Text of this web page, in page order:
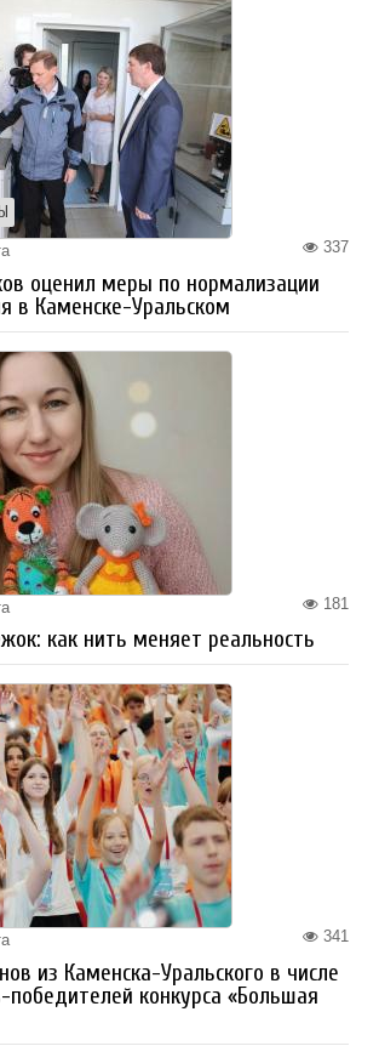
337
оценил меры по нормализации
в Каменске-Уральском
181
как нить меняет реальность
341
из Каменска-Уральского в числе
победителей конкурса «Большая